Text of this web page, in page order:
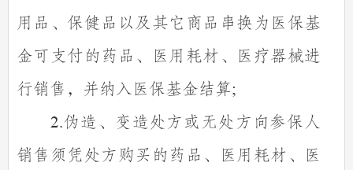
用品、保健品以及其它商品串换为医保基
金可支付的药品、医用耗材、医疗器械进
行销售，并纳入医保基金结算;
2.伪造、变造处方或无处方向参保人
销售须凭处方购买的药品、医用耗材、医